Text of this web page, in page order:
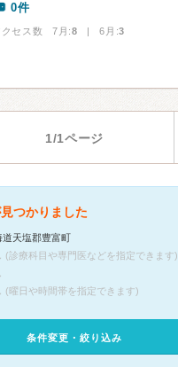
0件
クセス数 7月:8 | 6月:3
1/1ページ
つかりました
道天塩郡豊富町
(診療科目や専門医などを指定できます)
(曜日や時間帯を指定できます)
条件変更・絞り込み